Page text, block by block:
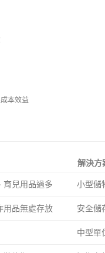
本效益
解決方
育兒用品過多 小型儲
用品無處存放 安全儲
中型單